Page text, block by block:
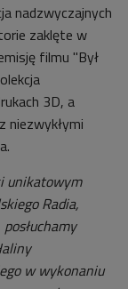
nadzwyczajnych
zaklęte w
filmu "Był
3D, a
niezwykłymi
unikatowym
Radia,
w wykonaniu